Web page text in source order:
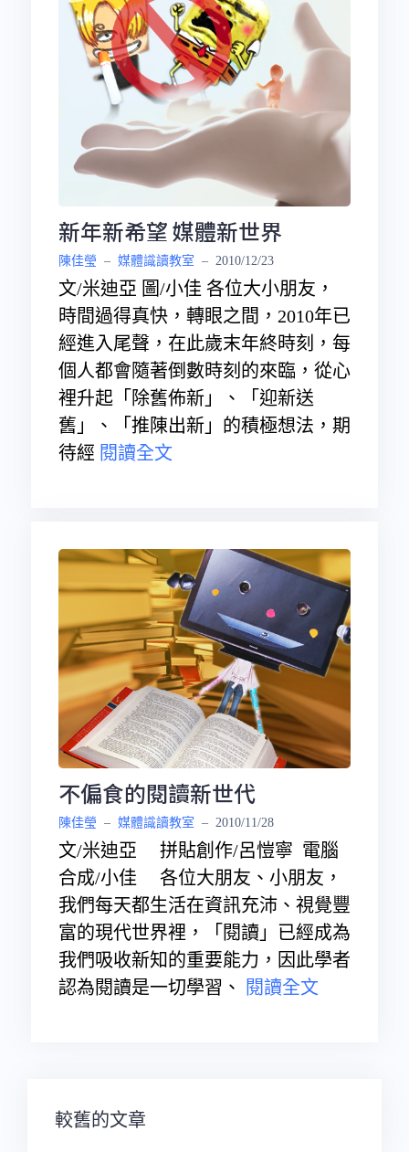
新年新希望 媒體新世界
陳佳瑩 – 媒體識讀教室 – 2010/12/23
文/米迪亞 圖/小佳 各位大小朋友，
時間過得真快，轉眼之間，2010年已
經進入尾聲，在此歲末年終時刻，每
個人都會隨著倒數時刻的來臨，從心
裡升起「除舊佈新」、「迎新送
舊」、「推陳出新」的積極想法，期
待經 閱讀全文
不偏食的閱讀新世代
陳佳瑩 – 媒體識讀教室 – 2010/11/28
文/米迪亞 拼貼創作/呂愷寧 電腦
合成/小佳 各位大朋友、小朋友，
我們每天都生活在資訊充沛、視覺豐
富的現代世界裡，「閱讀」已經成為
我們吸收新知的重要能力，因此學者
認為閱讀是一切學習、
閱讀全文
文
章
較舊的文章